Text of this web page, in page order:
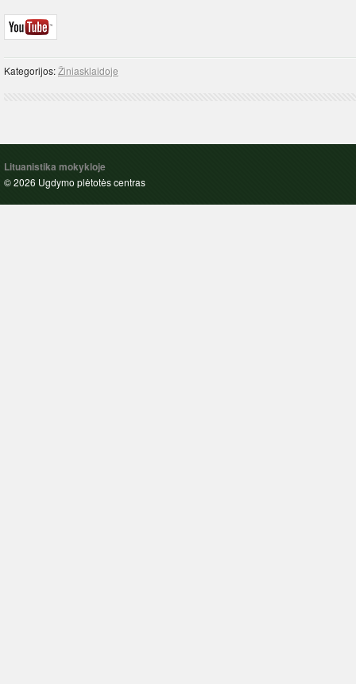
Kategorijos:Žiniasklaidoje
Lituanistika mokykloje
© 2026 Ugdymo plėtotės centras